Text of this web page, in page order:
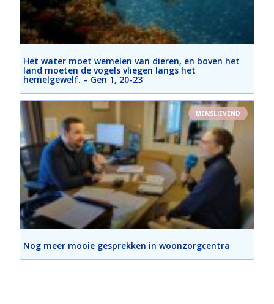
Het water moet wemelen van dieren, en boven het
land moeten de vogels vliegen langs het
hemelgewelf. – Gen 1, 20-23
MENSLIEVEND
Nog meer mooie gesprekken in woonzorgcentra